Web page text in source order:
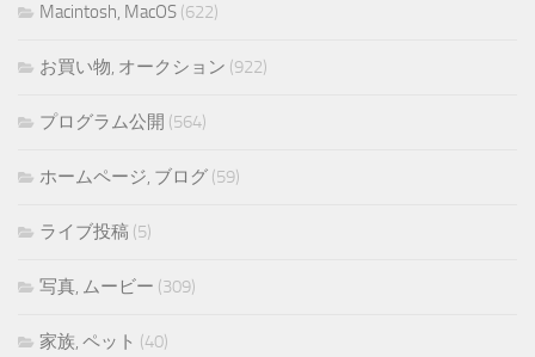
Macintosh, MacOS (622)
お買い物, オークション (922)
プログラム公開 (564)
ホームページ, ブログ (59)
ライブ投稿 (5)
写真, ムービー (309)
家族, ペット (40)